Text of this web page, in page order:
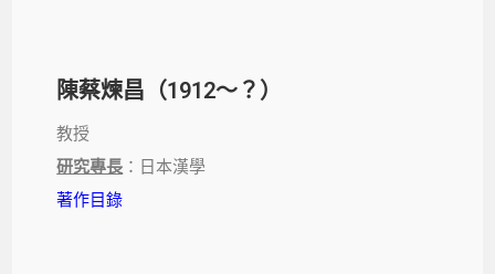
陳蔡煉昌（1912～？）
教授
研究專長 ：日本漢學
著作目錄